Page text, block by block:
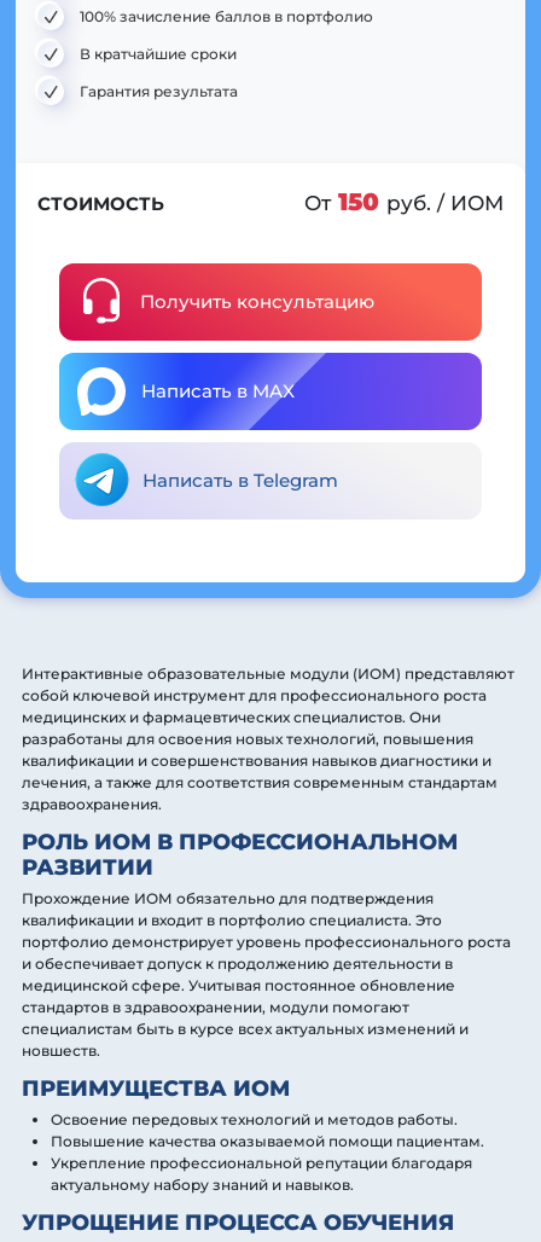
100% зачисление баллов в портфолио
В кратчайшие сроки
Гарантия результата
СТОИМОСТЬ От 150 руб. / ИОМ
Получить консультацию
Написать в MAX
Написать в Telegram
Интерактивные образовательные модули (ИОМ) представляют
собой ключевой инструмент для профессионального роста
медицинских и фармацевтических специалистов. Они
разработаны для освоения новых технологий, повышения
квалификации и совершенствования навыков диагностики и
лечения, а также для соответствия современным стандартам
здравоохранения.
РОЛЬ ИОМ В ПРОФЕССИОНАЛЬНОМ
РАЗВИТИИ
Прохождение ИОМ обязательно для подтверждения
квалификации и входит в портфолио специалиста. Это
портфолио демонстрирует уровень профессионального роста
и обеспечивает допуск к продолжению деятельности в
медицинской сфере. Учитывая постоянное обновление
стандартов в здравоохранении, модули помогают
специалистам быть в курсе всех актуальных изменений и
новшеств.
ПРЕИМУЩЕСТВА ИОМ
Освоение передовых технологий и методов работы.
Повышение качества оказываемой помощи пациентам.
Укрепление профессиональной репутации благодаря
актуальному набору знаний и навыков.
УПРОЩЕНИЕ ПРОЦЕССА ОБУЧЕНИЯ